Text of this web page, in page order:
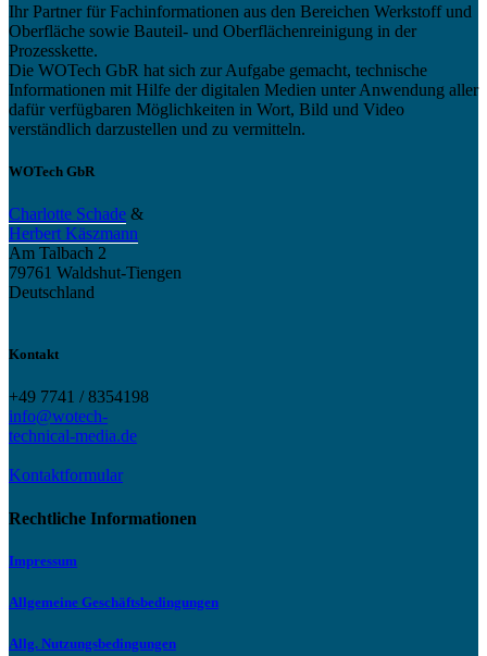
Ihr Partner für Fachinformationen aus den Bereichen Werkstoff und
Oberfläche sowie Bauteil- und Oberflächenreinigung in der
Prozesskette.
Die WOTech GbR hat sich zur Aufgabe gemacht, technische
Informationen mit Hilfe der digitalen Medien unter Anwendung aller
dafür verfügbaren Möglichkeiten in Wort, Bild und Video
verständlich darzustellen und zu vermitteln.
WOTech GbR
Charlotte Schade &
Herbert Käszmann
Am Talbach 2
79761 Waldshut-Tiengen
Deutschland
Kontakt
+49 7741 / 8354198
info@wotech-
technical-media.de
Kontaktformular
Rechtliche Informationen
Impressum
Allgemeine Geschäftsbedingungen
Allg. Nutzungsbedingungen